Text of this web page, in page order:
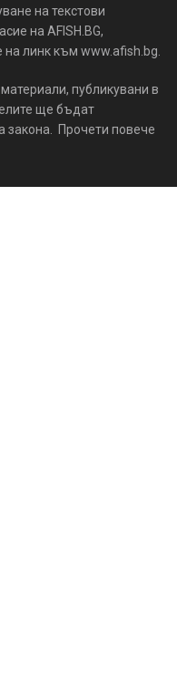
на текстови
на AFISH.BG,
линк към www.afish.bg.
публикувани в
ще бъдат
закона. Прочети повече